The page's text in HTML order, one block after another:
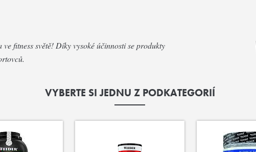
fitness světě! Díky vysoké účinnosti se produkty
VYBERTE SI JEDNU Z PODKATEGORIÍ